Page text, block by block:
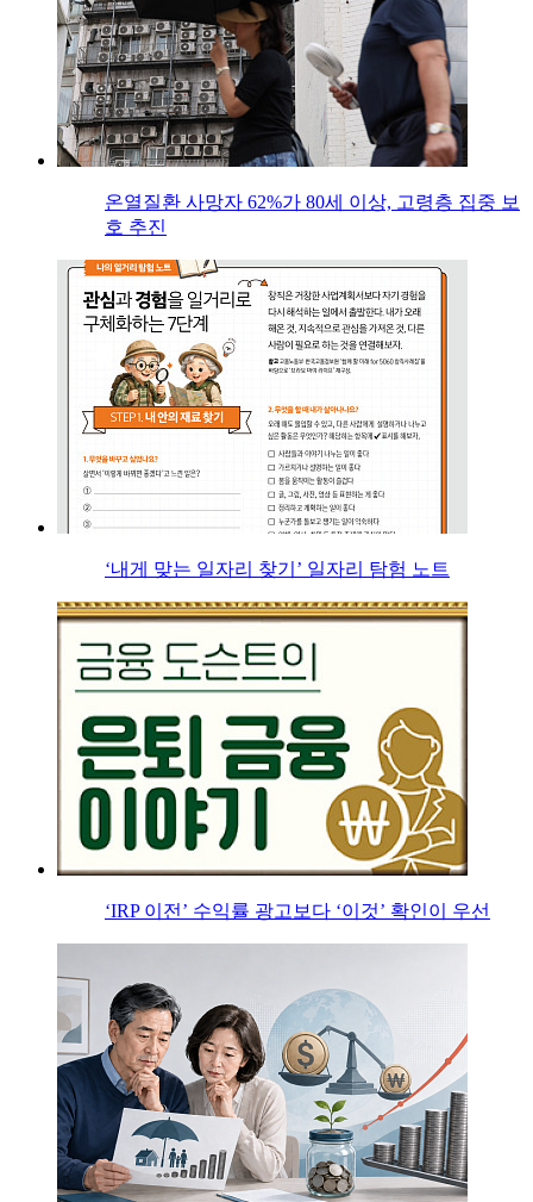
온열질환 사망자 62%가 80세 이상, 고령층 집중 보
호 추진
‘내게 맞는 일자리 찾기’ 일자리 탐험 노트
‘IRP 이전’ 수익률 광고보다 ‘이것’ 확인이 우선